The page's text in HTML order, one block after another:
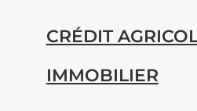
CRÉDIT
IMMOBILIER